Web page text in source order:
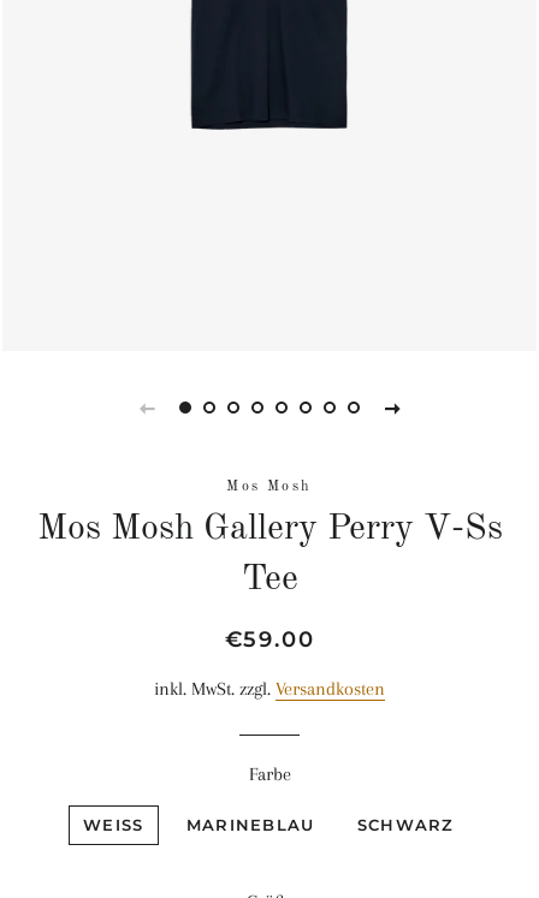
Mos Mosh
Mos Mosh Gallery Perry V-Ss
Tee
Normaler
Sonderpreis
€59.00
inkl. MwSt. zzgl. Versandkosten
Farbe
WEISS MARINEBLAU SCHWARZ